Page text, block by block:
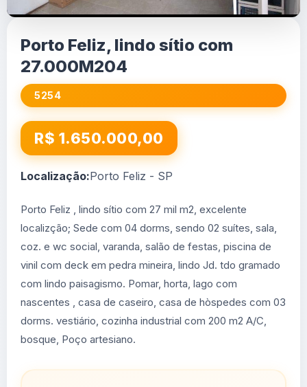
Porto Feliz, lindo sítio com
27.000M204
5254
R$ 1.650.000,00
Localização:Porto Feliz - SP
Porto Feliz , lindo sítio com 27 mil m2, excelente
localizção; Sede com 04 dorms, sendo 02 suítes, sala,
coz. e wc social, varanda, salão de festas, piscina de
vinil com deck em pedra mineira, lindo Jd. tdo gramado
com lindo paisagismo. Pomar, horta, lago com
nascentes , casa de caseiro, casa de hòspedes com 03
dorms. vestiário, cozinha industrial com 200 m2 A/C,
bosque, Poço artesiano.